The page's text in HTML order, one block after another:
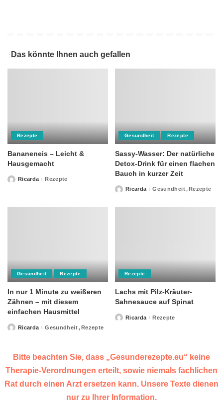
Das könnte Ihnen auch gefallen
Rezepte
Bananeneis – Leicht &
Hausgemacht
PostedRicarda Rezepte
Gesundheit Rezepte
Sassy-Wasser: Der natürliche
Detox-Drink für einen flachen
Bauch in kurzer Zeit
PostedRicarda Gesundheit Rezepte
Gesundheit Rezepte
In nur 1 Minute zu weißeren
Zähnen – mit diesem
einfachen Hausmittel
PostedRicarda Gesundheit Rezepte
Rezepte
Lachs mit Pilz-Kräuter-
Sahnesauce auf Spinat
PostedRicarda Rezepte
Bitte beachten Sie, dass „Gesunderezepte.eu“ keine
Therapie-Verordnungen erteilt, sowie niemals fachlichen
Rat durch einen Arzt ersetzen kann. Unsere Texte dienen
nur zu Ihrer Information.